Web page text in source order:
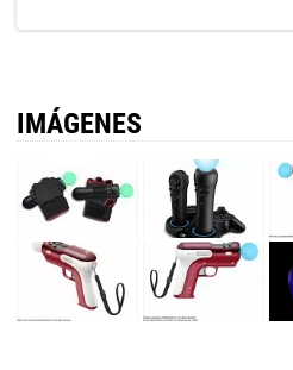
IMÁGENES